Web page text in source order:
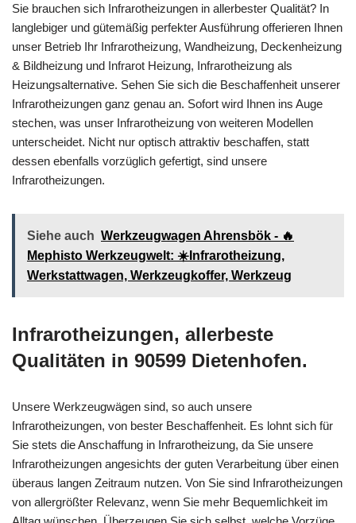
Sie brauchen sich Infrarotheizungen in allerbester Qualität? In
langlebiger und gütemäßig perfekter Ausführung offerieren Ihnen
unser Betrieb Ihr Infrarotheizung, Wandheizung, Deckenheizung
& Bildheizung und Infrarot Heizung, Infrarotheizung als
Heizungsalternative. Sehen Sie sich die Beschaffenheit unserer
Infrarotheizungen ganz genau an. Sofort wird Ihnen ins Auge
stechen, was unser Infrarotheizung von weiteren Modellen
unterscheidet. Nicht nur optisch attraktiv beschaffen, statt
dessen ebenfalls vorzüglich gefertigt, sind unsere
Infrarotheizungen.
Siehe auch Werkzeugwagen Ahrensbök - 🔥
Mephisto Werkzeugwelt: ☀️Infrarotheizung,
Werkstattwagen, Werkzeugkoffer, Werkzeug
Infrarotheizungen, allerbeste
Qualitäten in 90599 Dietenhofen.
Unsere Werkzeugwägen sind, so auch unsere
Infrarotheizungen, von bester Beschaffenheit. Es lohnt sich für
Sie stets die Anschaffung in Infrarotheizung, da Sie unsere
Infrarotheizungen angesichts der guten Verarbeitung über einen
überaus langen Zeitraum nutzen. Von Sie sind Infrarotheizungen
von allergrößter Relevanz, wenn Sie mehr Bequemlichkeit im